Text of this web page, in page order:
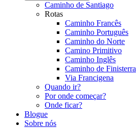
Caminho de Santiago
Rotas
Caminho Francês
Caminho Português
Caminho do Norte
Camino Primitivo
Caminho Inglês
Caminho de Finisterra
Via Francigena
Quando ir?
Por onde começar?
Onde ficar?
Blogue
Sobre nós